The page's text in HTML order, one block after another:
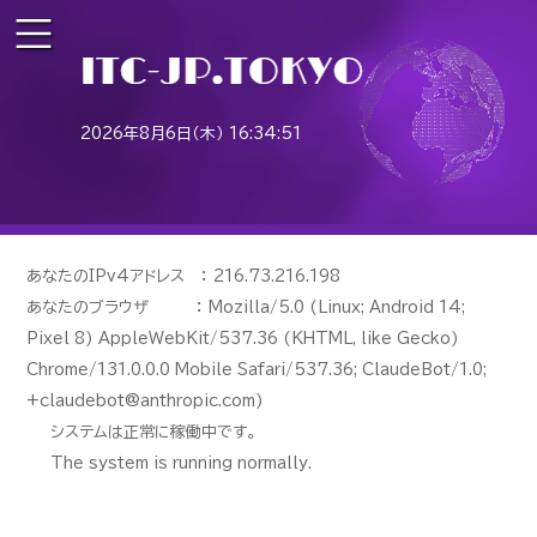
2026年8月6日（木） 16:34:51
システムは正常に稼働中です。
The system is running normally.
あなたのIPv4アドレス ： 216.73.216.198
あなたのブラウザ ： Mozilla/5.0 (Linux; Android 14;
Pixel 8) AppleWebKit/537.36 (KHTML, like Gecko)
Chrome/131.0.0.0 Mobile Safari/537.36; ClaudeBot/1.0;
+claudebot@anthropic.com)